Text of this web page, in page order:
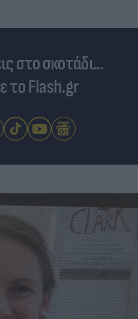
στο σκοτάδι...
το Flash.gr